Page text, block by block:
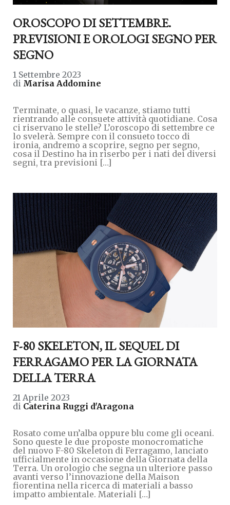
OROSCOPO DI SETTEMBRE.
PREVISIONI E OROLOGI SEGNO PER
SEGNO
1 Settembre 2023
di Marisa Addomine
Terminate, o quasi, le vacanze, stiamo tutti
rientrando alle consuete attività quotidiane. Cosa
ci riservano le stelle? L’oroscopo di settembre ce
lo svelerà. Sempre con il consueto tocco di
ironia, andremo a scoprire, segno per segno,
cosa il Destino ha in riserbo per i nati dei diversi
segni, tra previsioni […]
F-80 SKELETON, IL SEQUEL DI
FERRAGAMO PER LA GIORNATA
DELLA TERRA
21 Aprile 2023
di Caterina Ruggi d'Aragona
Rosato come un’alba oppure blu come gli oceani.
Sono queste le due proposte monocromatiche
del nuovo F-80 Skeleton di Ferragamo, lanciato
ufficialmente in occasione della Giornata della
Terra. Un orologio che segna un ulteriore passo
avanti verso l’innovazione della Maison
fiorentina nella ricerca di materiali a basso
impatto ambientale. Materiali […]